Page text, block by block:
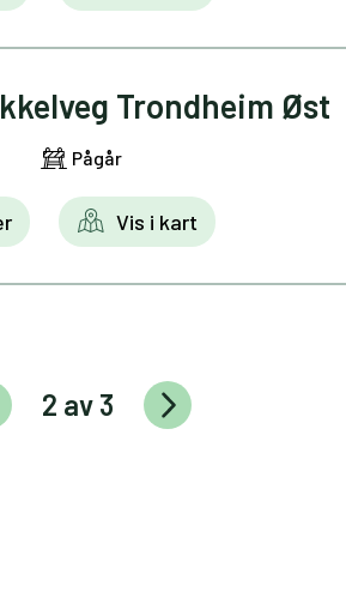
Trondheim Øst
Pågår
Vis i kart
2 av 3